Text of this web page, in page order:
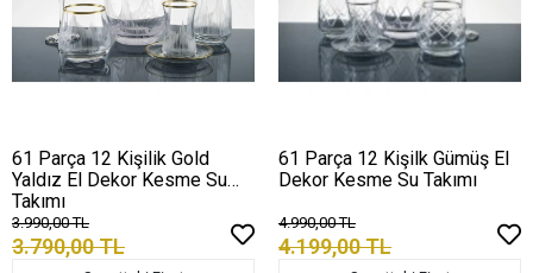
61 Parça 12 Kişilik Gold
Yaldız El Dekor Kesme Su
Takımı
3.990,00 TL
3.790,00 TL
61 Parça 12 Kişilk Gümüş El
Dekor Kesme Su Takımı
4.990,00 TL
4.199,00 TL